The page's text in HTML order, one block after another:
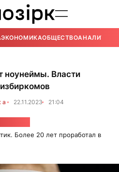
ЭКОНОМИКАОБЩЕСТВОАНАЛИТИКА
ноунеймы. Власти
22.11.2023 21:04
Более 20 лет проработал в